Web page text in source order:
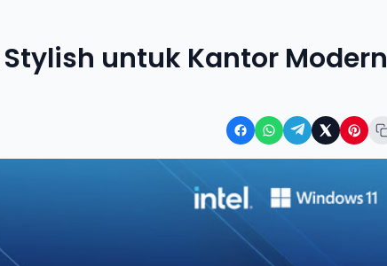
untuk Kantor Modern